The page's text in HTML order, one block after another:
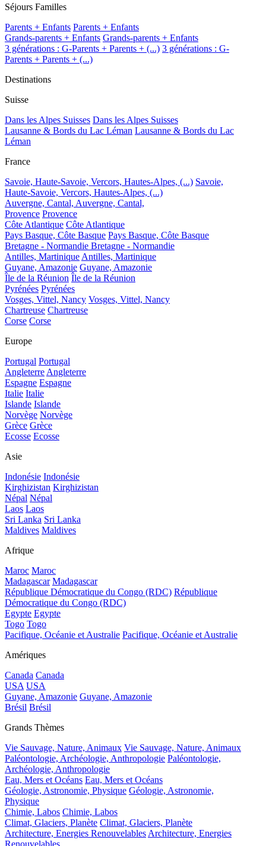
Séjours Familles
Parents + Enfants Parents + Enfants
Grands-parents + Enfants Grands-parents + Enfants
3 générations : G-Parents + Parents + (...) 3 générations : G-
Parents + Parents + (...)
Destinations
Suisse
Dans les Alpes Suisses Dans les Alpes Suisses
Lausanne & Bords du Lac Léman Lausanne & Bords du Lac
Léman
France
Savoie, Haute-Savoie, Vercors, Hautes-Alpes, (...) Savoie,
Haute-Savoie, Vercors, Hautes-Alpes, (...)
Auvergne, Cantal, Auvergne, Cantal,
Provence Provence
Côte Atlantique Côte Atlantique
Pays Basque, Côte Basque Pays Basque, Côte Basque
Bretagne - Normandie Bretagne - Normandie
Antilles, Martinique Antilles, Martinique
Guyane, Amazonie Guyane, Amazonie
Île de la Réunion Île de la Réunion
Pyrénées Pyrénées
Vosges, Vittel, Nancy Vosges, Vittel, Nancy
Chartreuse Chartreuse
Corse Corse
Europe
Portugal Portugal
Angleterre Angleterre
Espagne Espagne
Italie Italie
Islande Islande
Norvège Norvège
Grèce Grèce
Ecosse Ecosse
Asie
Indonésie Indonésie
Kirghizistan Kirghizistan
Népal Népal
Laos Laos
Sri Lanka Sri Lanka
Maldives Maldives
Afrique
Maroc Maroc
Madagascar Madagascar
République Démocratique du Congo (RDC) République
Démocratique du Congo (RDC)
Egypte Egypte
Togo Togo
Pacifique, Océanie et Australie Pacifique, Océanie et Australie
Amériques
Canada Canada
USA USA
Guyane, Amazonie Guyane, Amazonie
Brésil Brésil
Grands Thèmes
Vie Sauvage, Nature, Animaux Vie Sauvage, Nature, Animaux
Paléontologie, Archéologie, Anthropologie Paléontologie,
Archéologie, Anthropologie
Eau, Mers et Océans Eau, Mers et Océans
Géologie, Astronomie, Physique Géologie, Astronomie,
Physique
Chimie, Labos Chimie, Labos
Climat, Glaciers, Planète Climat, Glaciers, Planète
Architecture, Energies Renouvelables Architecture, Energies
Renouvelables